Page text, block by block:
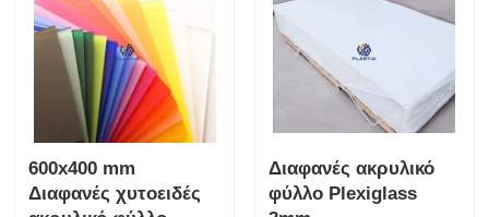
600x400 mm
Διαφανές χυτοειδές
Διαφανές ακρυλικό
φύλλο Plexiglass